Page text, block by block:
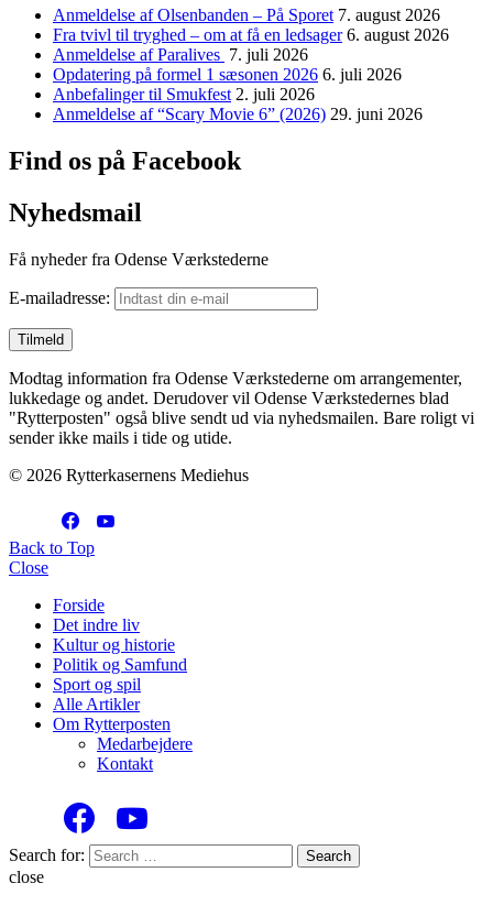
Anmeldelse af Olsenbanden – På Sporet 7. august 2026
Fra tvivl til tryghed – om at få en ledsager 6. august 2026
Anmeldelse af Paralives 7. juli 2026
Opdatering på formel 1 sæsonen 2026 6. juli 2026
Anbefalinger til Smukfest 2. juli 2026
Anmeldelse af “Scary Movie 6” (2026) 29. juni 2026
Find os på Facebook
Nyhedsmail
Få nyheder fra Odense Værkstederne
E-mailadresse:
Modtag information fra Odense Værkstederne om arrangementer,
lukkedage og andet. Derudover vil Odense Værkstedernes blad
"Rytterposten" også blive sendt ud via nyhedsmailen. Bare roligt vi
sender ikke mails i tide og utide.
© 2026 Rytterkasernens Mediehus
Back to Top
Close
Forside
Det indre liv
Kultur og historie
Politik og Samfund
Sport og spil
Alle Artikler
Om Rytterposten
Medarbejdere
Kontakt
Search for: Search
close